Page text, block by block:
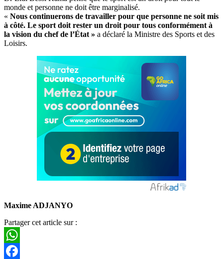
monde et personne ne doit être marginalisé.
« Nous continuerons de travailler pour que personne ne soit mis
à côté. Le sport doit rester un droit pour tous conformément à
la vision du chef de l’État » a déclaré la Ministre des Sports et des
Loisirs.
Maxime ADJANYO
Partager cet article sur :
WhatsApp